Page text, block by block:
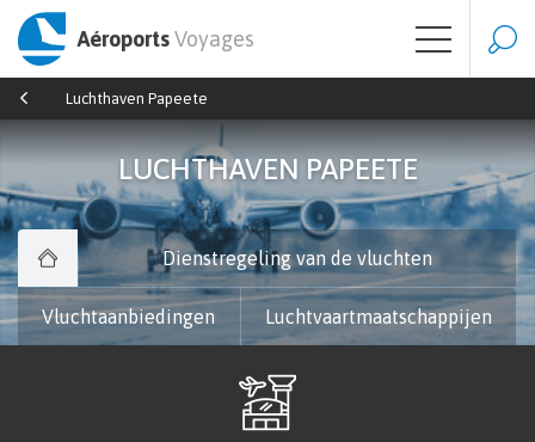
AéroportsVoyages
Luchthaven Papeete
LUCHTHAVEN PAPEETE
Dienstregeling van de vluchten
Vluchtaanbiedingen Luchtvaartmaatschappijen